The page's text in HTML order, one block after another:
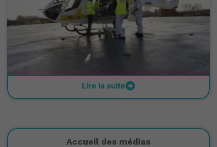
Lire la suite
Accueil des médias